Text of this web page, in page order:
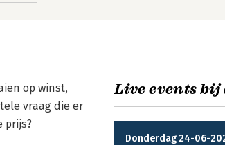
op winst,
vraag die er
prijs?
Live events bij
Donderdag 24-06-